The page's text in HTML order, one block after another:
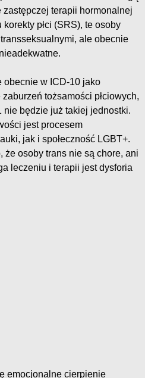
terapii hormonalnej
płci (SRS), te osoby
ale obecnie
obecnie w ICD-10 jako
zaburzeń tożsamości płciowych,
nie będzie już takiej jednostki.
jest procesem
jak i społeczność LGBT+.
że osoby trans nie są chore, ani
leczeniu i terapii jest dysforia
emocjonalne cierpienie